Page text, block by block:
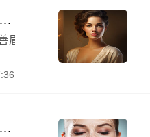
？新疆大一附院整形科等十家医院等你来！
眉毛的形状和颜色，让人看
容2024费用表明细及报价大全-激光除近视手术例子分享